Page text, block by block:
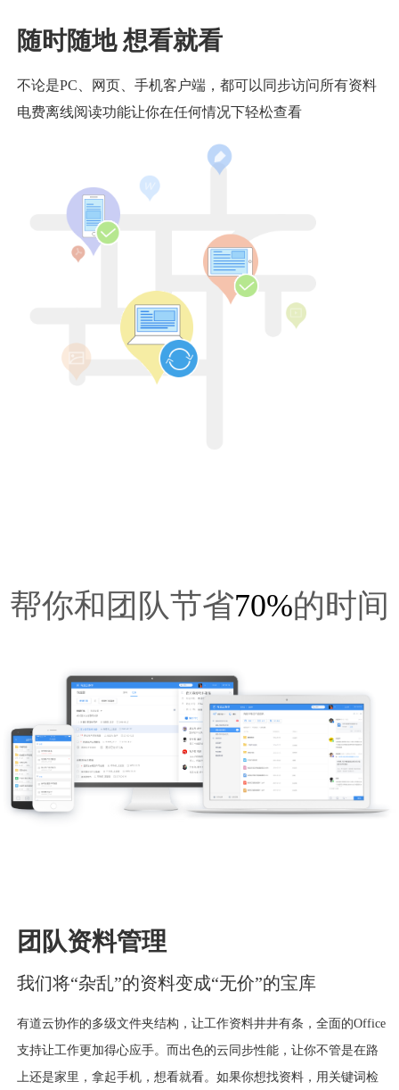
随时随地 想看就看
不论是PC、网页、手机客户端，都可以同步访问所有资料
电费离线阅读功能让你在任何情况下轻松查看
帮你和团队节省70%的时间
团队资料管理
我们将“杂乱”的资料变成“无价”的宝库
有道云协作的多级文件夹结构，让工作资料井井有条，全面的Office
支持让工作更加得心应手。而出色的云同步性能，让你不管是在路
上还是家里，拿起手机，想看就看。如果你想找资料，用关键词检